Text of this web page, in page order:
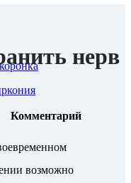
нерв
Комментарий
возможно